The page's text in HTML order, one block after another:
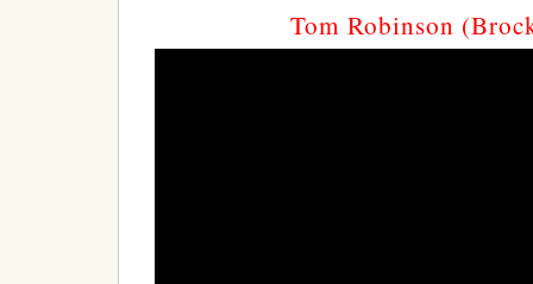
Tom Robinson